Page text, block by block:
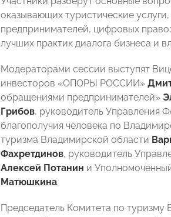
оказывающих туристические
предпринимателей, цифровых
лучших практик диалога бизнеса и
Модераторами сессии выступят
инвесторов «ОПОРЫ РОССИИ»
обращениями предпринимателей»
Грибов, руководитель Управления
благополучия человека по
туризма Владимирской области
Фахретдинов, руководитель
Алексей Потанин и
Матюшкина.
Председатель Комитета по